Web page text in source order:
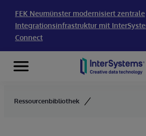
FEK Neumünster modernisiert zentrale
Integrationsinfrastruktur mit
Connect
Skip to content
Menu
Ressourcenbibliothek